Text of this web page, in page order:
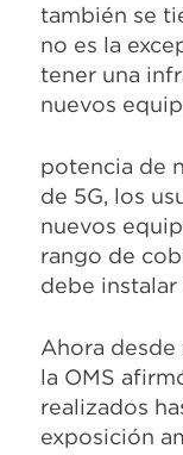
también se
no es la
tener una
nuevos
potencia de
de 5G, los
nuevos
rango de
debe instalar
Ahora desde
la OMS
realizados
exposición